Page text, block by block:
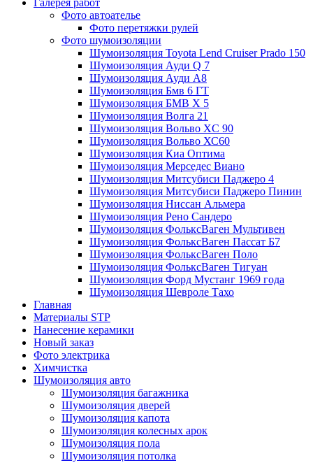
Галерея работ
Фото автоателье
Фото перетяжки рулей
Фото шумоизоляции
Шумоизоляция Toyota Lend Cruiser Prado 150
Шумоизоляция Ауди Q 7
Шумоизоляция Ауди А8
Шумоизоляция Бмв 6 ГТ
Шумоизоляция БМВ Х 5
Шумоизоляция Волга 21
Шумоизоляция Вольво XC 90
Шумоизоляция Вольво ХС60
Шумоизоляция Киа Оптима
Шумоизоляция Мерседес Виано
Шумоизоляция Митсубиси Паджеро 4
Шумоизоляция Митсубиси Паджеро Пинин
Шумоизоляция Ниссан Альмера
Шумоизоляция Рено Сандеро
Шумоизоляция ФольксВаген Мультивен
Шумоизоляция ФольксВаген Пассат Б7
Шумоизоляция ФольксВаген Поло
Шумоизоляция ФольксВаген Тигуан
Шумоизоляция Форд Мустанг 1969 года
Шумоизоляция Шевроле Тахо
Главная
Материалы STP
Нанесение керамики
Новый заказ
Фото электрика
Химчистка
Шумоизоляция авто
Шумоизоляция багажника
Шумоизоляция дверей
Шумоизоляция капота
Шумоизоляция колесных арок
Шумоизоляция пола
Шумоизоляция потолка